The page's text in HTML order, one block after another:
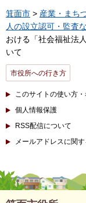
箕面市 > 産業・まち
人の設立認可・監査
おける「社会福祉法
いて
市役所への行き方
このサイトの使い方
個人情報保護
RSS配信について
メールアドレスに関